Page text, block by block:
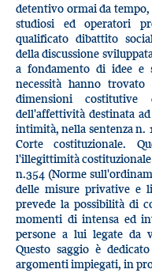
detentivo ormai da
studiosi ed operatori
qualificato dibattito
della discussione
a fondamento di idee e
necessità hanno
dimensioni costitutive
dell'affettività destinata
intimità, nella sentenza n.
Corte costituzionale.
l'illegittimità
n.354 (Norme
delle misure privative e
prevede la possibilità di
momenti di intensa ed
persone a lui legate da
Questo saggio è
argomenti impiegati, in